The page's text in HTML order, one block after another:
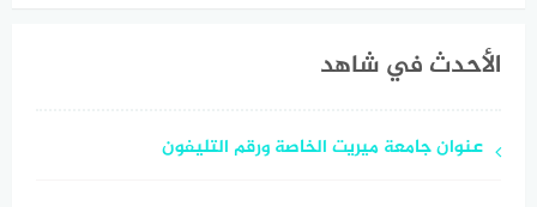
الأحدث في شاهد
عنوان جامعة ميريت الخاصة ورقم التليفون